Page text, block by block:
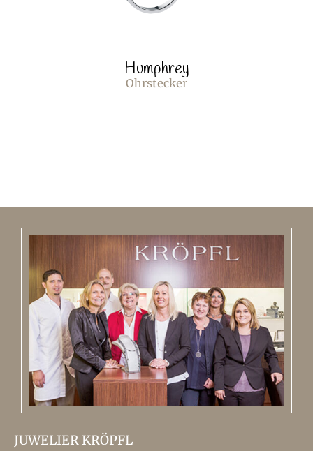
Humphrey
Ohrstecker
JUWELIER KRÖPFL